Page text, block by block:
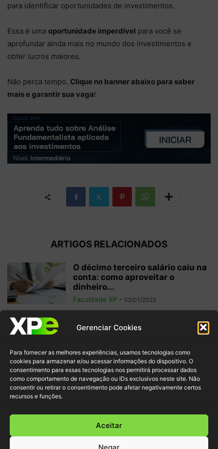
Gerenciar Cookies
Para fornecer as melhores experiências, usamos tecnologias como
cookies para armazenar e/ou acessar informações do dispositivo. O
consentimento para essas tecnologias nos permitirá processar dados
como comportamento de navegação ou IDs exclusivos neste site. Não
consentir ou retirar o consentimento pode afetar negativamente certos
recursos e funções.
Aceitar
Negar
para identificar oportunidades de investimentos.
Essa é uma oportunidade imperdível para você se
aprofundar ainda mais no mundo dos investimentos e
obter lucros maiores.
Não perca tempo. Clique no banner abaixo para saber
mais e garantir sua vaga!
ARTIGOS RELACIONADOS
O décimo terceiro salário caiu na
conta: como aproveitar o
dinheiro...
Faculdade XP - 02/01/2025
Investimentos internacionais:
vale a pena investir fora do
Faculdade XP - 04/10/2024
Criptomoedas: regulamentações
e inovação para garantir
Faculdade XP - 30/09/2024